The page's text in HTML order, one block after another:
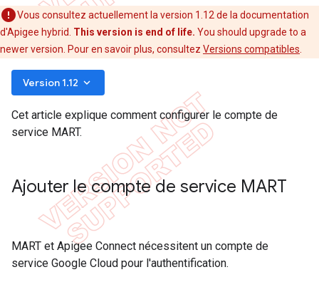
Vous consultez actuellement la version 1.12 de la documentation
d'Apigee hybrid. This version is end of life. You should upgrade to a
newer version. Pour en savoir plus, consultez Versions compatibles
Version 1.12 keyboard_arrow_down
Cet article explique comment configurer le compte de
service MART.
Ajouter le compte de service MART
MART et Apigee Connect nécessitent un compte de
service Google Cloud pour l'authentification.